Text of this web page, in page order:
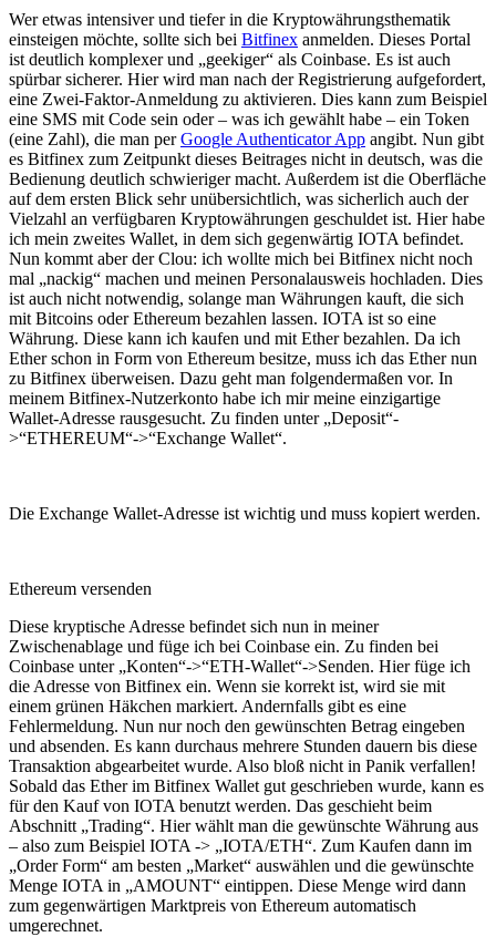
Wer etwas intensiver und tiefer in die Kryptowährungsthematik
einsteigen möchte, sollte sich bei Bitfinex anmelden. Dieses Portal
ist deutlich komplexer und „geekiger“ als Coinbase. Es ist auch
spürbar sicherer. Hier wird man nach der Registrierung aufgefordert,
eine Zwei-Faktor-Anmeldung zu aktivieren. Dies kann zum Beispiel
eine SMS mit Code sein oder – was ich gewählt habe – ein Token
(eine Zahl), die man perGoogle Authenticator App angibt. Nun gibt
es Bitfinex zum Zeitpunkt dieses Beitrages nicht in deutsch, was die
Bedienung deutlich schwieriger macht. Außerdem ist die Oberfläche
auf dem ersten Blick sehr unübersichtlich, was sicherlich auch der
Vielzahl an verfügbaren Kryptowährungen geschuldet ist. Hier habe
ich mein zweites Wallet, in dem sich gegenwärtig IOTA befindet.
Nun kommt aber der Clou: ich wollte mich bei Bitfinex nicht noch
mal „nackig“ machen und meinen Personalausweis hochladen. Dies
ist auch nicht notwendig, solange man Währungen kauft, die sich
mit Bitcoins oder Ethereum bezahlen lassen. IOTA ist so eine
Währung. Diese kann ich kaufen und mit Ether bezahlen. Da ich
Ether schon in Form von Ethereum besitze, muss ich das Ether nun
zu Bitfinex überweisen. Dazu geht man folgendermaßen vor. In
meinem Bitfinex-Nutzerkonto habe ich mir meine einzigartige
Wallet-Adresse rausgesucht. Zu finden unter „Deposit“-
>“ETHEREUM“->“Exchange Wallet“.
Die Exchange Wallet-Adresse ist wichtig und muss kopiert werden.
Ethereum versenden
Diese kryptische Adresse befindet sich nun in meiner
Zwischenablage und füge ich bei Coinbase ein. Zu finden bei
Coinbase unter „Konten“->“ETH-Wallet“->Senden. Hier füge ich
die Adresse von Bitfinex ein. Wenn sie korrekt ist, wird sie mit
einem grünen Häkchen markiert. Andernfalls gibt es eine
Fehlermeldung. Nun nur noch den gewünschten Betrag eingeben
und absenden. Es kann durchaus mehrere Stunden dauern bis diese
Transaktion abgearbeitet wurde. Also bloß nicht in Panik verfallen!
Sobald das Ether im Bitfinex Wallet gut geschrieben wurde, kann es
für den Kauf von IOTA benutzt werden. Das geschieht beim
Abschnitt „Trading“. Hier wählt man die gewünschte Währung aus
– also zum Beispiel IOTA -> „IOTA/ETH“. Zum Kaufen dann im
„Order Form“ am besten „Market“ auswählen und die gewünschte
Menge IOTA in „AMOUNT“ eintippen. Diese Menge wird dann
zum gegenwärtigen Marktpreis von Ethereum automatisch
umgerechnet.